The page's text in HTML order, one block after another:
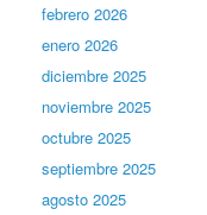
febrero 2026
enero 2026
diciembre 2025
noviembre 2025
octubre 2025
septiembre 2025
agosto 2025